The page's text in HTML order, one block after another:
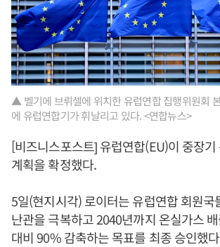
▲ 벨기에 브뤼셀에 위치한 유럽연합 집행위원회
에 유럽연합기가 휘날리고 있다. <연합뉴스>
[비즈니스포스트] 유럽연합(EU)이 중장
계획을 확정했다.
5일(현지시각) 로이터는 유럽연합 회원국
난관을 극복하고 2040년까지 온실가스
대비 90% 감축하는 목표를 최종 승인했